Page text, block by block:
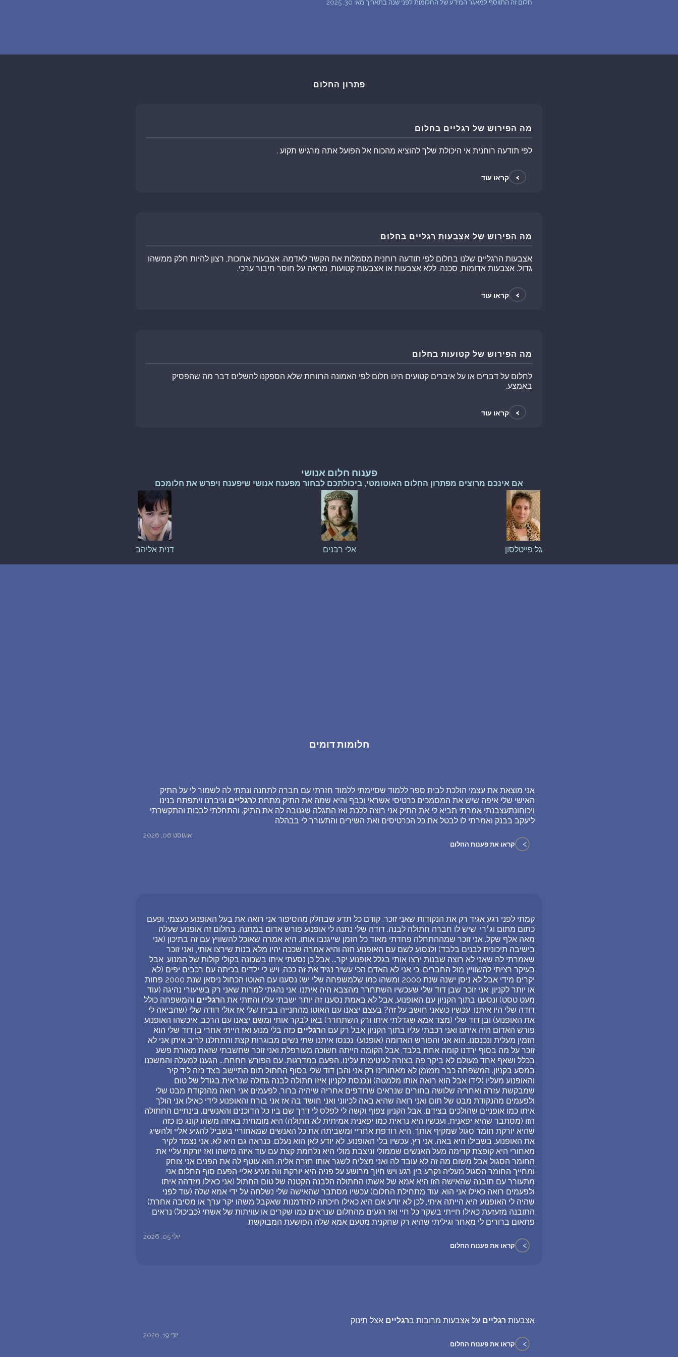
חלום זה התווסף למאגר המידע של החלומות לפני שנה בתאריך מאי 30, 2025
פתרון החלום
מה הפירוש של רגליים בחלום
לפי תודעה רוחנית אי היכולת שלך להוציא מהכוח אל הפועל אתה מרגיש תקוע .
> קראו עוד
מה הפירוש של אצבעות רגליים בחלום
אצבעות הרגליים שלנו בחלום לפי תודעה רוחנית מסמלות את הקשר לאדמה. אצבעות ארוכות, רצון להיות חלק ממשהו
גדול. אצבעות אדומות, סכנה. ללא אצבעות או אצבעות קטועות, מראה על חוסר חיבור ערכי.
> קראו עוד
מה הפירוש של קטועות בחלום
לחלום על דברים או על איברים קטועים הינו חלום לפי האמונה הרווחת שלא הספקנו להשלים דבר מה שהפסיק
באמצע.
> קראו עוד
פענוח חלום אנושי
אם אינכם מרוצים מפתרון החלום האוטומטי, ביכולתכם לבחור מפענח אנושי שיפענח ויפרש את חלומכם
גל פייטלסון אלי רבנים דנית אליהב
חלומות דומים
אני מוצאת את עצמי הולכת לבית ספר ללמוד שסיימתי ללמוד חזרתי עם חברה לתחנה ונתתי לה לשמור לי על התיק
האישי שלי איפה שיש את המסמכים כרטיסי אשראי וכבף והיא שמה את התיק מתחת לרגליים וגיברנו ויתפתח בנינו
ויכוחונתעצבנתי אמרתי תביא לי את התיק אני רוצה ללכת ואז התגלה שגנובה לה את התיק. והתחלתי לבכות והתקשרתי
ליעקב בבנק ואמרתי לו לבטל את כל הכרטיסים ואת השירים והתעורר לי בבהלה
אוגוסט 06, 2026
> קראו את פענוח החלום
קמתי לפני רגע אגיד רק את הנקודות שאני זוכר. קודם כל תדע שבחלק מהסיפור אני רואה את בעל האופנוע כעצמי, ופעם
כתום מתום וג׳רי, שיש לו חברה חתולה לבנה. דודה שלי נתנה לי אופנוע פורש אדום במתנה. בחלום זה אופנוע שעלה
מאה אלף שקל. אני זוכר שמההתחלה פחדתי מאוד כל הזמן שייגנבו אותו. היא אמרה שאוכל להשוויץ עם זה בתיכון (אני
בישיבה תיכונית לבנים בלבד) ולנסוע לשם עם האופנוע הזה והיא אמרה שככה יהיו מלא בנות שירצו אותי, ואני זוכר
שאמרתי לה שאני לא רוצה שבנות ירצו אותי בגלל אופנוע יקר... אבל כן נסעתי איתו בשכונה בקולי קולות של המנוע, אבל
בעיקר רציתי להשוויץ מול החברים. כי אני לא האדם הכי עשיר נגיד את זה ככה, ויש לי ילדים בכיתה עם רכבים יפים (לא
יקרים מידי אבל לא ניסן ישנה שנת 2000 ומשהו כמו שלמשפחה שלי יש) נסענו עם האוטו הכחול ניסאן שנת 2000 פחות
או יותר לקניון. אני זוכר שבן דוד שלי שעכשיו השתחרר מהצבא היה איתנו. אני נהגתי למרות שאני רק בשיעורי נהיגה (עוד
מעט טסט) ונסענו בתוך הקניון עם האופנוע, אבל לא באמת נסענו זה יותר ישבתי עליו והזזתי את הרגליים והמשפחה כולל
דודה שלי היו איתנו. עכשיו כשאני חושב על זה? בעצם יצאנו עם האוטו מהחנייה בבית שלי אז אולי דודה שלי (שהביאה לי
את האופנוע) ובן דוד שלי (מצד אמא שגדלתי איתו ורק השתחרר) באו לבקר אותי ומשם יצאנו עם הרכב. איכשהו האופנוע
פורש האדום היה איתנו ואני רכבתי עליו בתוך הקניון אבל רק עם הרגליים כזה בלי מנוע ואז הייתי אחרי בן דוד שלי הוא
הזמין מעלית ונכנסנו. הוא אני והפורש האדומה (אופנוע). נכנסו איתנו שתי נשים מבוגרות קצת והתחלנו לריב איתן אני לא
זוכר על מה בסוף ירדנו קומה אחת בלבד, אבל הקומה הייתה חשוכה מעורפלת ואני זוכר שחשבתי שזאת מאורת פשע
בכלל ושאף אחד מעולם לא ביקר פה בצורה לגיטימית עלינו. הפעם במדרגות. עם הפורש חחחח... הגענו למעלה והמשכנו
במסע בקניון. המשפחה כבר ממזמן לא מאחורינו רק אני והבן דוד שלי בסוף החתול תום התיישב בצד כזה ליד קיר
והאופנוע מעליו (לידו אבל הוא רואה אותו מלמטה) ונכנסת לקניון איזו חתולה לבנה גדולה שנראית בגודל של טום
שמבקשת עזרה ואחריה שלושה בחורים שנראים שרודפים אחריה שיהיה ברור, לפעמים אני רואה מהנקודת מבט שלי
ולפעמים מהנקודת מבט של תום ואני רואה שהיא באה לכיווני ואני חושד בה אז אני בורח והאופנוע לידי כאילו אני הולך
איתו כמו אופניים שהולכים בצידם. אבל הקניון צפוף וקשה לי לפלס לי דרך שם ביו כל הדוכנים והאנשים. בינתיים החתולה
הזו (מסתבר שהיא יפאנית, ועכשיו היא נראית כמו יפאנית אמיתית לא חתולה) היא מומחית באיזה משהו קונג פו כזה
שהיא יורקת חומר סגול שמקיף אותך. היא רודפת אחריי ומשביתה את כל האנשים שמאחוריי בשביל להגיע אליי ולהשיג
את האופנוע. בשבילו היא באה. אני רץ. עכשיו בלי האופנוע. לא יודע לאן הוא נעלם. כנראה גם היא לא. אני נצמד לקיר
מאחורי היא קופצת קדימה מעל האנשים שממולי וניצבת מולי היא נלחמת קצת עם עוד איזה מישהו ואז יורקת עליי את
החומר הסגול אבל משום מה זה לא עובד לה ואני מצליח לשגר אותו חזרה אליה. הוא עוטף לה את הפנים אני צוחק
ומחייך החומר הסגול מעליה נקרע בין רגע ויש חיוך מרושע על פניה היא יורקת וזה מגיע אליי הפעם סוף החלום אני
מתעורר עם תובנה שהאישה הזו היא אמא של אשתו החתולה הלבנה הקטנה של טום החתול (אני כאילו מזדהה איתו
ולפעמים רואה כאילו אני הוא. עוד מתחילת החלום) עכשיו מסתבר שהאישה שלי נשלחה על ידי אמא שלה (עוד לפני
שהיה לי האופנוע היא הייתה איתי, לכן לא יודע אם היא כאילו חיכתה להזדמנות שאקבל משהו יקר ערך או מסיבה אחרת)
התובנה מזעזעת כאילו חייתי בשקר כל חיי ואז רגעים מהחלום שנראים כמו שקרים או עוויתות של אשתי (כביכול) נראים
פתאום ברורים לי מאחר וגיליתי שהיא רק שחקנית מטעם אמא שלה הפושעת המבוקשת
יולי 05, 2026
> קראו את פענוח החלום
אצבעות רגליים על אצבעות מרובות ברגליים אצל תינוק
יוני 19, 2026
> קראו את פענוח החלום